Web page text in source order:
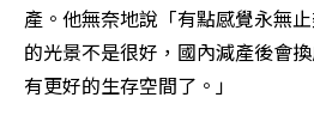
產。他無奈地說「有點感覺永無
的光景不是很好，國內減產後會
有更好的生存空間了。」